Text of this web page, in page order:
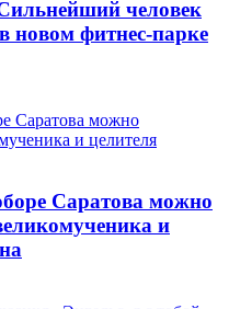
человек
новом фитнес-парке
Саратова можно
и